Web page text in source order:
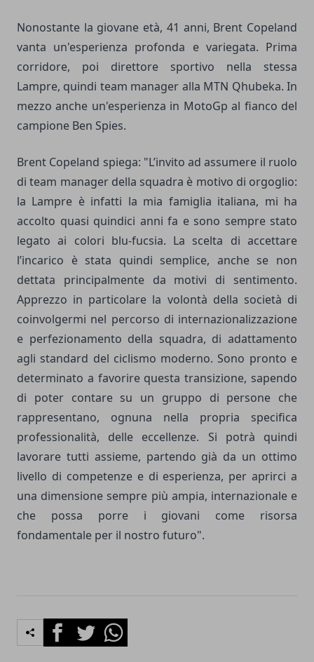
Nonostante la giovane età, 41 anni, Brent Copeland
vanta un'esperienza profonda e variegata. Prima
corridore, poi direttore sportivo nella stessa
Lampre, quindi team manager alla MTN Qhubeka. In
mezzo anche un'esperienza in MotoGp al fianco del
campione Ben Spies.
Brent Copeland spiega: "L’invito ad assumere il ruolo
di team manager della squadra è motivo di orgoglio:
la Lampre è infatti la mia famiglia italiana, mi ha
accolto quasi quindici anni fa e sono sempre stato
legato ai colori blu-fucsia. La scelta di accettare
l’incarico è stata quindi semplice, anche se non
dettata principalmente da motivi di sentimento.
Apprezzo in particolare la volontà della società di
coinvolgermi nel percorso di internazionalizzazione
e perfezionamento della squadra, di adattamento
agli standard del ciclismo moderno. Sono pronto e
determinato a favorire questa transizione, sapendo
di poter contare su un gruppo di persone che
rappresentano, ognuna nella propria specifica
professionalità, delle eccellenze. Si potrà quindi
lavorare tutti assieme, partendo già da un ottimo
livello di competenze e di esperienza, per aprirci a
una dimensione sempre più ampia, internazionale e
che possa porre i giovani come risorsa
fondamentale per il nostro futuro".
FacebookTwitterWhatsapp